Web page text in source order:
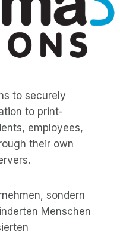
to securely
to print-
employees,
their own
sondern
Menschen